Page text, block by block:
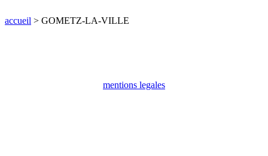
accueil > GOMETZ-LA-VILLE
mentions legales